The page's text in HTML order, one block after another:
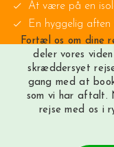
At være på en
En hyggelig aften
Fortæl os om dine
deler vores
skræddersyet
gang med at
som vi har aftalt.
rejse med os i